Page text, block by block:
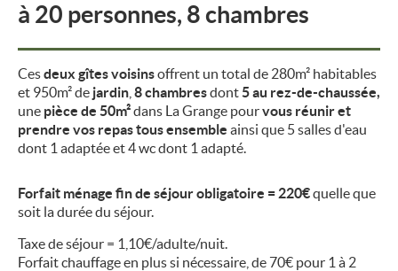
à 20 personnes, 8 chambres
Cesdeux gîtes voisinsoffrent un total de 280m² habitables
et 950m² de jardin 8 chambresdont5 au rez-de-chaussée,
une pièce de 50m²dans La Grange pourvous réunir et
prendre vos repas tous ensemble ainsi que 5 salles d'eau
dont 1 adaptée et 4 wc dont 1 adapté.
Forfait ménage fin de séjour obligatoire = 220€quelle que
soit la durée du séjour.
Taxe de séjour = 1,10€/adulte/nuit.
Forfait chauffage en plus si nécessaire, de 70€ pour 1 à 2